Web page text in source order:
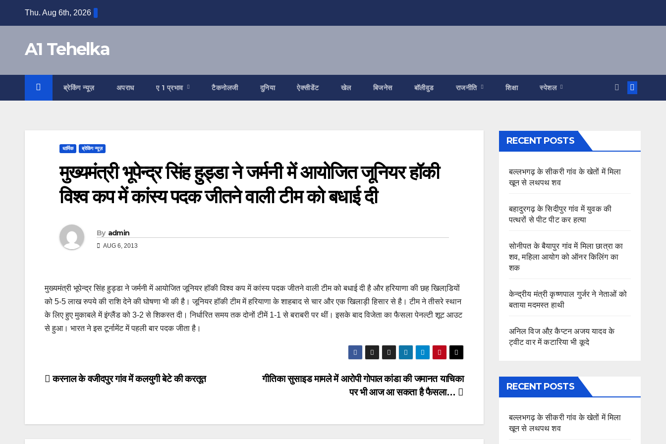
Thu. Aug 6th, 2026
A1 Tehelka
ब्रेकिंग न्यूज़ अपराध ए 1 प्रभाव टैकनोलजी दुनिया ऐक्सीडेंट खेल बिजनेस बॉलीवुड राजनीति शिक्षा स्पेशल
धार्मिक ब्रेकिंग न्यूज़
मुख्यमंत्री भूपेन्द्र सिंह हुड्डा ने जर्मनी में आयोजित जूनियर हॉकी
विश्व कप में कांस्य पदक जीतने वाली टीम को बधाई दी
By admin
AUG 6, 2013
मुख्यमंत्री भूपेन्द्र सिंह हुड्डा ने जर्मनी में आयोजित जूनियर हॉकी विश्व कप में कांस्य पदक जीतने वाली टीम को बधाई दी है और हरियाणा की छह खिलाडि़यों
को 5-5 लाख रुपये की राशि देने की घोषणा भी की है। जूनियर हॉकी टीम में हरियाणा के शाहबाद से चार और एक खिलाड़ी हिसार से है। टीम ने तीसरे स्थान
के लिए हुए मुकाबले में इंग्लैंड को 3-2 से शिकस्त दी। निर्धारित समय तक दोनों टीमें 1-1 से बराबरी पर थीं। इसके बाद विजेता का फैसला पेनल्टी शूट आउट
से हुआ। भारत ने इस टूर्नामेंट में पहली बार पदक जीता है।
Post
गीतिका सुसाइड मामले में आरोपी गोपाल कांडा की जमानत याचिका
पर भी आज आ सकता है फैसला…
करनाल के वजीदपुर गांव में कलयुगी बेटे की करतूत
RECENT POSTS
बल्लभगढ़ के सीकरी गांव के खेतों में मिला
खून से लथपथ शव
बहादुरगढ़ के सिदीपुर गांव में युवक की
पत्थरों से पीट पीट कर हत्या
सोनीपत के बैयापुर गांव में मिला छात्रा का
शव, महिला आयोग को ऑनर किलिंग का
शक
केन्द्रीय मंत्री कृष्णपाल गुर्जर ने नेताओं को
बताया मदमस्त हाथी
अनिल विज औऱ कैप्टन अजय यादव के
ट्वीट वार में कटारिया भी कूदे
RECENT POSTS
बल्लभगढ़ के सीकरी गांव के खेतों में मिला
खून से लथपथ शव